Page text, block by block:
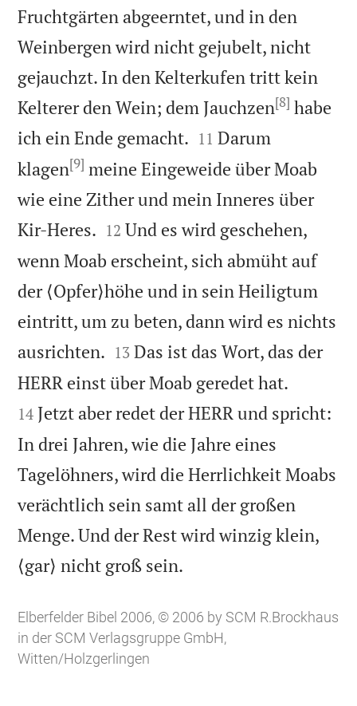
Fruchtgärten abgeerntet, und in den
Weinbergen wird nicht gejubelt, nicht
gejauchzt. In den Kelterkufen tritt kein
Kelterer den Wein; dem Jauchzen[8] habe
ich ein Ende gemacht. 

11 Darum
klagen[9] meine Eingeweide über Moab
wie eine Zither und mein Inneres über
Kir-Heres. 

12 Und es wird geschehen,
wenn Moab erscheint, sich abmüht auf
der ⟨Opfer⟩höhe und in sein Heiligtum
eintritt, um zu beten, dann wird es nichts
ausrichten. 

13 Das ist das Wort, das der
HERR einst über Moab geredet hat.
14 Jetzt aber redet der HERR und spricht:
In drei Jahren, wie die Jahre eines
Tagelöhners, wird die Herrlichkeit Moabs
verächtlich sein samt all der großen
Menge. Und der Rest wird winzig klein,
⟨gar⟩ nicht groß sein.
Elberfelder Bibel 2006, © 2006 by SCM R.Brockhaus
in der SCM Verlagsgruppe GmbH,
Witten/Holzgerlingen